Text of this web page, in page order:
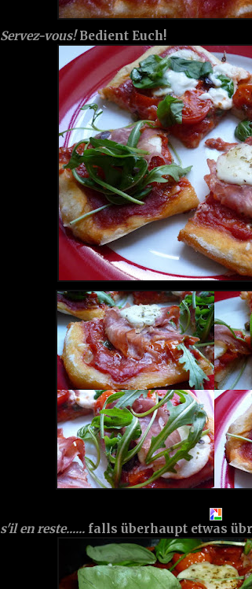
Servez-vous!Bedient Euch!
s'il en reste...... falls überhaupt etwas